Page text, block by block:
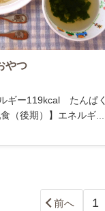
やつ
ギー119kcal たんぱく
（後期）】エネルギ...
前へ 1